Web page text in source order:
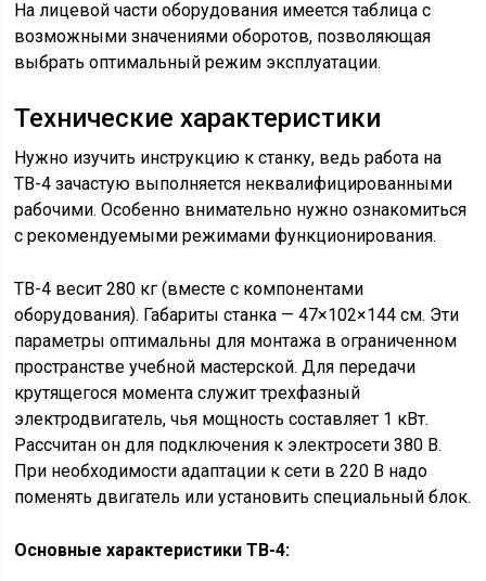
На лицевой части оборудования имеется таблица с
возможными значениями оборотов, позволяющая
выбрать оптимальный режим эксплуатации.
Технические характеристики
Нужно изучить инструкцию к станку, ведь работа на
ТВ-4 зачастую выполняется неквалифицированными
рабочими. Особенно внимательно нужно ознакомиться
с рекомендуемыми режимами функционирования.
ТВ-4 весит 280 кг (вместе с компонентами
оборудования). Габариты станка — 47×102×144 см. Эти
параметры оптимальны для монтажа в ограниченном
пространстве учебной мастерской. Для передачи
крутящегося момента служит трехфазный
электродвигатель, чья мощность составляет 1 кВт.
Рассчитан он для подключения к электросети 380 В.
При необходимости адаптации к сети в 220 В надо
поменять двигатель или установить специальный блок.
Основные характеристики ТВ-4: